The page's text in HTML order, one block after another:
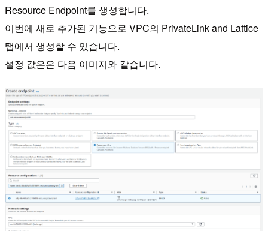
Resource Endpoint를 생성합니다.
이번에 새로 추가된 기능으로 VPC의 PrivateLink and Lattice
탭에서 생성할 수 있습니다.
설정 값은은 다음 이미지와 같습니다.